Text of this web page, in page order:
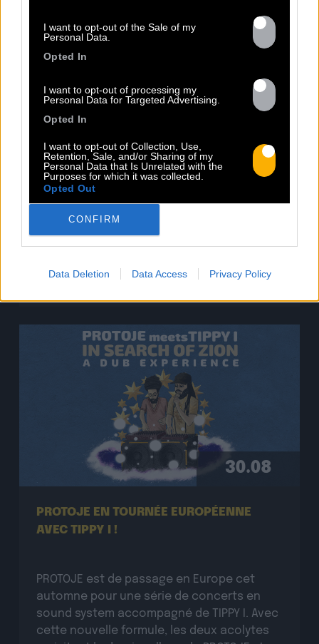
I want to opt-out of the Sale of my
Personal Data.
Opted In
I want to opt-out of processing my
Personal Data for Targeted Advertising.
Opted In
I want to opt-out of Collection, Use,
Retention, Sale, and/or Sharing of my
Personal Data that Is Unrelated with the
Purposes for which it was collected.
Opted Out
CONFIRM
Data Deletion Data Access Privacy Policy
PROTOJE PROLONGE SA TOURNÉE
EUROPÉENNE AVEC TIPPY I !
PROTOJE est de retour en Europe au
printemps pour une série de concerts en
cette nouvelle formule, inaugurée à
l’automne dernier, les deux acolytes
revisitent le dernier album de PROTOJE « In
Search of Zion » ainsi que ses tubes, pour
en proposer de nouvelles versions
exclusives, mixées en live […]
Lire la suite
30.08
PROTOJE EN TOURNÉE EUROPÉENNE
AVEC TIPPY I !
PROTOJE est de passage en Europe cet
automne pour une série de concerts en
sound system accompagné de TIPPY I. Avec
cette nouvelle formule, les deux acolytes